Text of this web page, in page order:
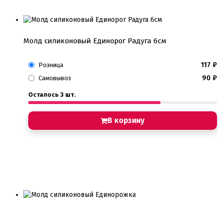
Молд силиконовый Единорог Радуга 6см
Розница 117 ₽
Самовывоз 90 ₽
Осталось 3 шт.
В корзину